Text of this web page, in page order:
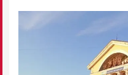
Петрозаводска